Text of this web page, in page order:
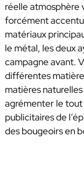
réelle atmosphère
forcément
matériaux
le métal, les deux
campagne avant.
différentes
matières
agrémenter le tout
publicitaires de
des bougeoirs en